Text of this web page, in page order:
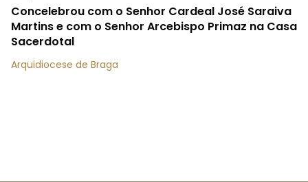
Concelebrou com o Senhor Cardeal José Saraiva
Martins e com o Senhor Arcebispo Primaz na Casa
Sacerdotal
Arquidiocese de Braga